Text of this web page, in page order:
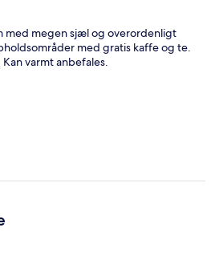
med megen sjæl og overordenligt
med gratis kaffe og te.
varmt anbefales.